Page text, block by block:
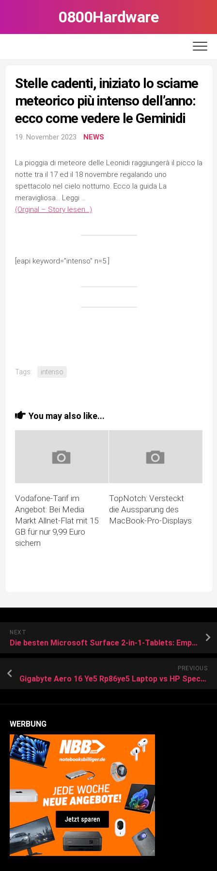
0800Hardware
Stelle cadenti, iniziato lo sciame
meteorico più intenso dell’anno:
ecco come vedere le Geminidi
19. November 2023 NEWS
La pioggia di meteore delle Leonidi raggiungerà il picco la
notte tra il 17 ed il 18 novembre regalando uno
spettacolo nel cielo notturno. Ecco la guida La
meravigliosa… Leggi …
(Orginal – Story lesen…)
[eapi keyword=”intenso” n=5 ]
Tags: intenso
You may also like...
Vodafone-Tarif im
Angebot: Bei Media
Markt Allnet-Flat mit 15
GB für nur 9,99 Euro
sichern
TopNotch: Versteckt
die Aussparung des
MacBook-Pro-Displays
NEXT
Die besten Microsoft Surface 2-in-1-Tablets: Empfehlungen vom CHIP-Testcenter
PREVIOUS
Gigabyte Aero 16 Ye5 Rp86ye5 Laptop vs HP Spectre X360 13 Ap0122tu 6cz95pa Laptop
WERBUNG